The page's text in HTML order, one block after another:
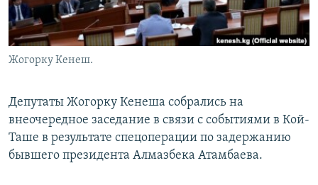
Жогорку Кенеш.
Депутаты Жогорку Кенеша собрались на
внеочередное заседание в связи с событиями в Кой-
Таше в результате спецоперации по задержанию
бывшего президента Алмазбека Атамбаева.